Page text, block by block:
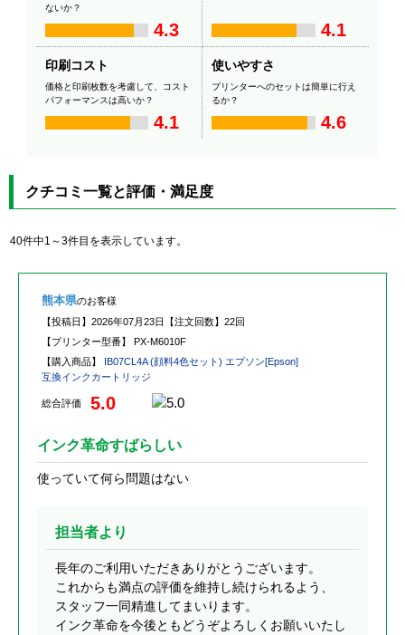
ないか？
4.3 4.1
印刷コスト
価格と印刷枚数を考慮して、コスト
パフォーマンスは高いか？
4.1
使いやすさ
プリンターへのセットは簡単に行え
るか？
4.6
クチコミ一覧と評価・満足度
40件中1～3件目を表示しています。
熊本県のお客様
【投稿日】 2026年07月23日 【注文回数】 22回
【プリンター型番】 PX-M6010F
【購入商品】 IB07CL4A (顔料4色セット) エプソン[Epson]
互換インクカートリッジ
総合評価 5.0
インク革命すばらしい
使っていて何ら問題はない
担当者より
長年のご利用いただきありがとうございます。
これからも満点の評価を維持し続けられるよう、
スタッフ一同精進してまいります。
インク革命を今後ともどうぞよろしくお願いいたし